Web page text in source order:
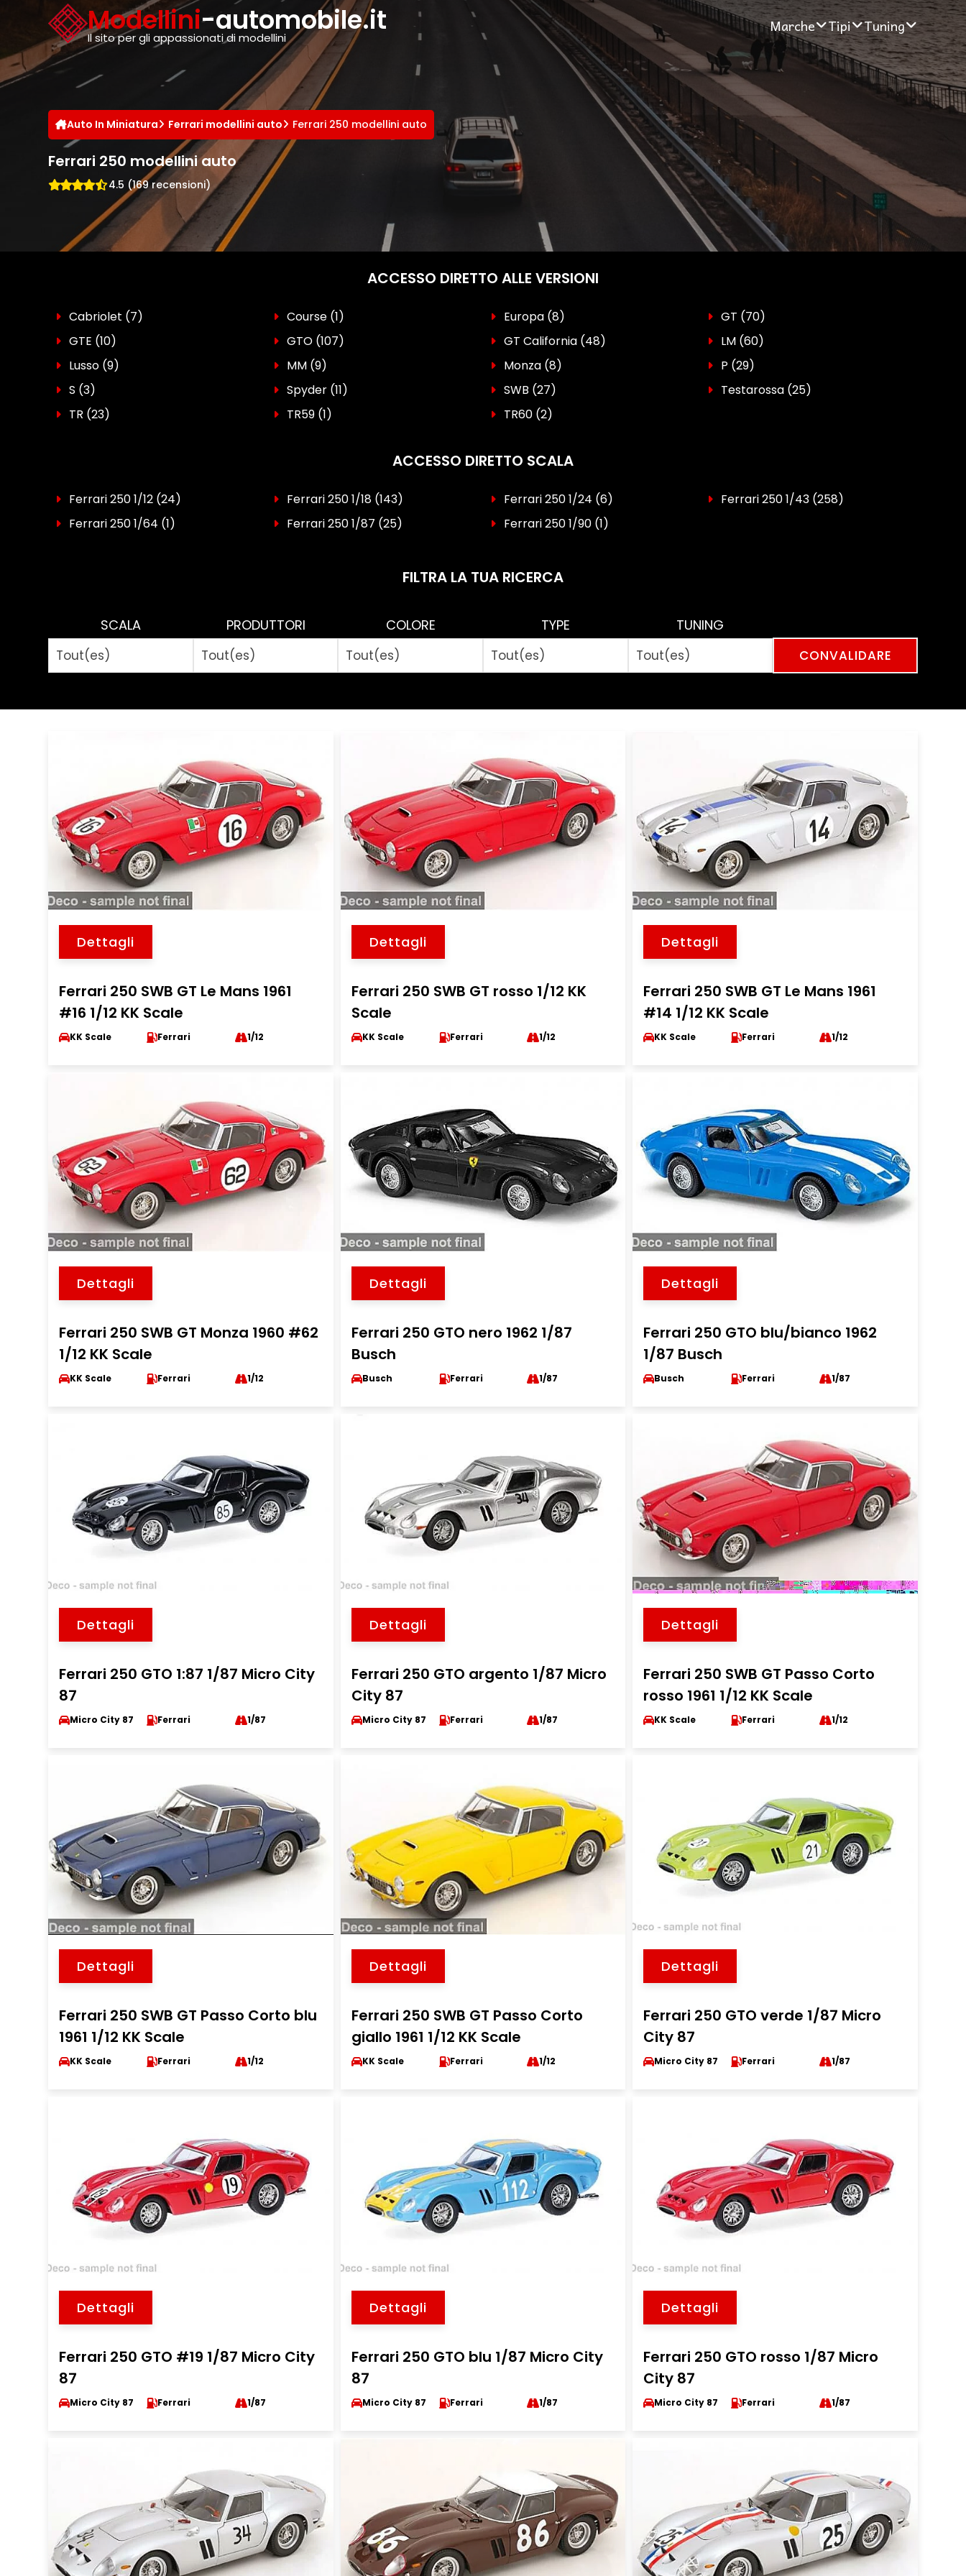
Modellini-automobile.it
Il sito per gli appassionati di modellini
Marche Tipi Tuning
Auto In Miniatura Ferrari modellini auto Ferrari 250 modellini auto
Ferrari 250 modellini auto
4.5 (169 recensioni)
ACCESSO DIRETTO ALLE VERSIONI
Cabriolet (7) Course (1) Europa (8) GT (70)
GTE (10) GTO (107) GT California (48) LM (60)
Lusso (9) MM (9) Monza (8) P (29)
S (3) Spyder (11) SWB (27) Testarossa (25)
TR (23) TR59 (1) TR60 (2)
ACCESSO DIRETTO SCALA
Ferrari 250 1/12 (24) Ferrari 250 1/18 (143) Ferrari 250 1/24 (6) Ferrari 250 1/43 (258)
Ferrari 250 1/64 (1) Ferrari 250 1/87 (25) Ferrari 250 1/90 (1)
FILTRA LA TUA RICERCA
SCALA PRODUTTORI COLORE TYPE TUNING
Dettagli
Ferrari 250 SWB GT Le Mans 1961
#16 1/12 KK Scale
KK Scale Ferrari 1/12
Dettagli
Ferrari 250 SWB GT rosso 1/12 KK
Scale
KK Scale Ferrari 1/12
Dettagli
Ferrari 250 SWB GT Le Mans 1961
#14 1/12 KK Scale
KK Scale Ferrari 1/12
Dettagli
Ferrari 250 SWB GT Monza 1960 #62
1/12 KK Scale
KK Scale Ferrari 1/12
Dettagli
Ferrari 250 GTO nero 1962 1/87
Busch
Busch Ferrari 1/87
Dettagli
Ferrari 250 GTO blu/bianco 1962
1/87 Busch
Busch Ferrari 1/87
Dettagli
Ferrari 250 GTO 1:87 1/87 Micro City
87
Micro City 87 Ferrari 1/87
Dettagli
Ferrari 250 GTO argento 1/87 Micro
City 87
Micro City 87 Ferrari 1/87
Dettagli
Ferrari 250 SWB GT Passo Corto
rosso 1961 1/12 KK Scale
KK Scale Ferrari 1/12
Dettagli
Ferrari 250 SWB GT Passo Corto blu
1961 1/12 KK Scale
KK Scale Ferrari 1/12
Dettagli
Ferrari 250 SWB GT Passo Corto
giallo 1961 1/12 KK Scale
KK Scale Ferrari 1/12
Dettagli
Ferrari 250 GTO verde 1/87 Micro
City 87
Micro City 87 Ferrari 1/87
Dettagli
Ferrari 250 GTO #19 1/87 Micro City
87
Micro City 87 Ferrari 1/87
Dettagli
Ferrari 250 GTO blu 1/87 Micro City
87
Micro City 87 Ferrari 1/87
Dettagli
Ferrari 250 GTO rosso 1/87 Micro
City 87
Micro City 87 Ferrari 1/87
Cookies management panel